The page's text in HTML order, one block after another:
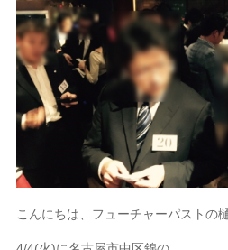
こんにちは、フューチャーパストの